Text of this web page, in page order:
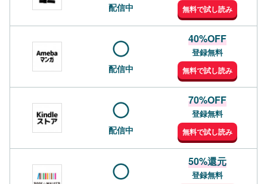
配信中 無料で試し読み
配信中
40%OFF
登録無料
無料で試し読み
配信中
70%OFF
登録無料
無料で試し読み
50%還元
登録無料